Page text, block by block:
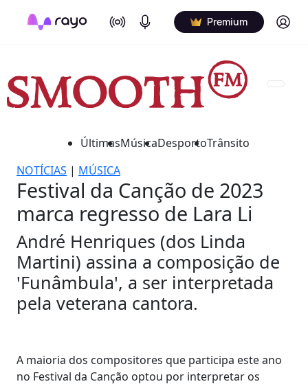
On Air Podcasts Premium Log in
ÚltimasMúsicaDesportoTrânsito
NOTÍCIAS | MÚSICA
Festival da Canção de 2023
marca regresso de Lara Li
André Henriques (dos Linda
Martini) assina a composição de
'Funâmbula', a ser interpretada
pela veterana cantora.
A maioria dos compositores que participa este ano
no Festival da Canção optou por interpretar os